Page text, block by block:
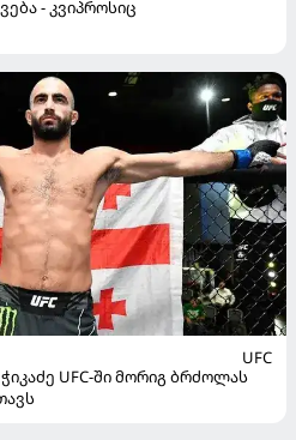
- კვიპროსიც
UFC
UFC-ში მორიგ ბრძოლას